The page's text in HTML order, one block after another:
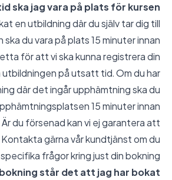
ska jag vara på plats för kursen?
en utbildning där du själv tar dig till
ska du vara på plats 15 minuter innan
för att vi ska kunna registrera din
på utsatt tid. Om du har
där det ingår upphämtning ska du
15 minuter innan
du försenad kan vi ej garantera att
gärna vår kundtjänst om du
frågor kring just din bokning.
bokning står det att jag har bokat